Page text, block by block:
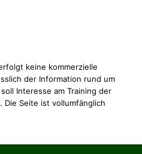
keine kommerzielle
der Information rund um
Interesse am Training der
Seite ist vollumfänglich